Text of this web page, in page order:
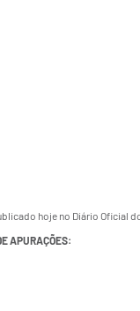
hoje no Diário Oficial
APURAÇÕES: